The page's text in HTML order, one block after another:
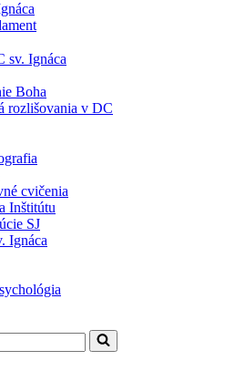
sv. Ignáca
Boha
rozlišovania v DC
cvičenia
Inštitútu
SJ
Ignáca